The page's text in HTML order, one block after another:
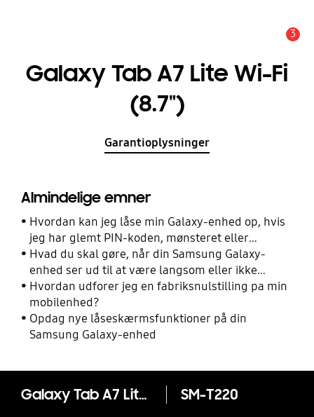
3
Galaxy Tab A7 Lite Wi-Fi
(8.7")
Garantioplysninger
Almindelige emner
Hvordan kan jeg låse min Galaxy-enhed op, hvis
jeg har glemt PIN-koden, mønsteret eller
adgangskoden?
Hvad du skal gøre, når din Samsung Galaxy-
enhed ser ud til at være langsom eller ikke
reagerer
Hvordan udforer jeg en fabriksnulstilling pa min
mobilenhed?
Opdag nye låseskærmsfunktioner på din
Samsung Galaxy-enhed
Galaxy Tab A7 Lite Wi-Fi (8.7") SM-T220